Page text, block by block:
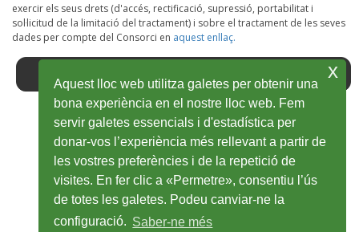
exercir els seus drets (d'accés, rectificació, supressió, portabilitat i
sol·licitud de la limitació del tractament) i sobre el tractament de les seves
dades per compte del Consorci en aquest enllaç.
Facebook
Ouvrir
dans
une
nouvelle
Twitter
Ouvrir
dans
une
nouvelle
Youtube
Ouvrir
dans
une
nouvelle
Instagram
Ouvrir
dans
une
nouvelle
Wikiloc
Ouvrir
dans
une
nouvelle
Aquest lloc web utilitza galetes per obtenir una
bona experiència en el nostre lloc web. Fem
servir galetes essencials i d'estadística per
donar-vos l’experiència més rellevant a partir de
les vostres preferències i de la repetició de
visites. En fer clic a «Permetre», consentiu l’ús
de totes les galetes. Podeu canviar-ne la
configuració. Saber-ne més
x